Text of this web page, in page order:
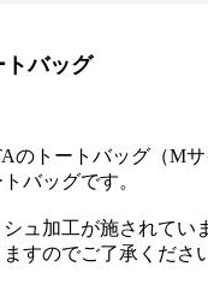
トバッグ
のトートバッグ（M
バッグです。
ュ加工が施されてい
すのでご了承くださ